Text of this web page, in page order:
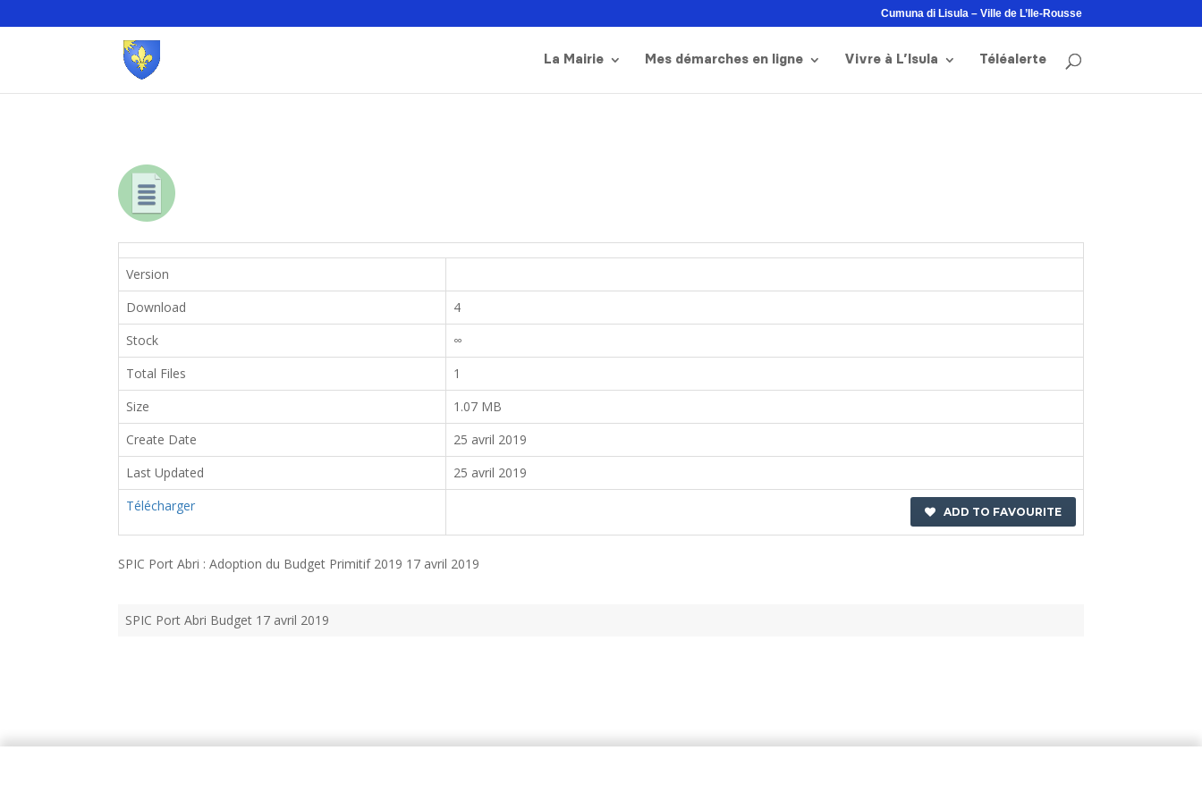
Cumuna di Lisula – Ville de L’Ile-Rousse
La Mairie Mes démarches en ligne Vivre à L’Isula Téléalerte
Version
Download
4
Stock
∞
Total Files
1
Size
1.07 MB
Create Date
25 avril 2019
Last Updated
25 avril 2019
Télécharger
ADD TO FAVOURITE
SPIC Port Abri : Adoption du Budget Primitif 2019 17 avril 2019
SPIC Port Abri Budget 17 avril 2019